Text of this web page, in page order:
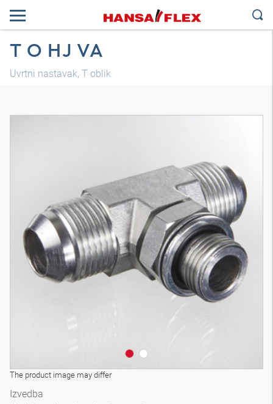
T O HJ VA
Uvrtni nastavak, T oblik
The product image may differ
Izvedba